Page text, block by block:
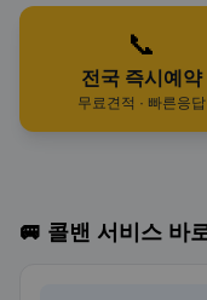
📞
전국 즉시예약
무료견적 · 빠른응답
🚐 콜밴 서비스 바